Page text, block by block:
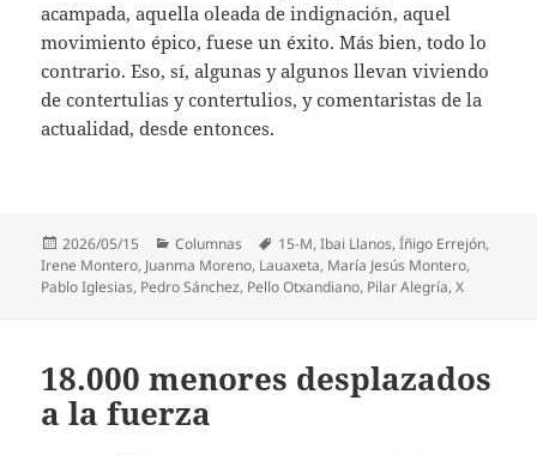
acampada, aquella oleada de indignación, aquel
movimiento épico, fuese un éxito. Más bien, todo lo
contrario. Eso, sí, algunas y algunos llevan viviendo
de contertulias y contertulios, y comentaristas de la
actualidad, desde entonces.
Publicado
el
2026/05/15 Categorías
Columnas Etiquetas
15-M,Ibai Llanos,Íñigo Errejón,
Irene Montero, Juanma Moreno, Lauaxeta, María Jesús Montero,
Pablo Iglesias, Pedro Sánchez, Pello Otxandiano, Pilar Alegría,X
18.000 menores desplazados
a la fuerza